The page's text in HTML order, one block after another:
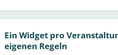
Ein Widget pro
eigenen Regeln